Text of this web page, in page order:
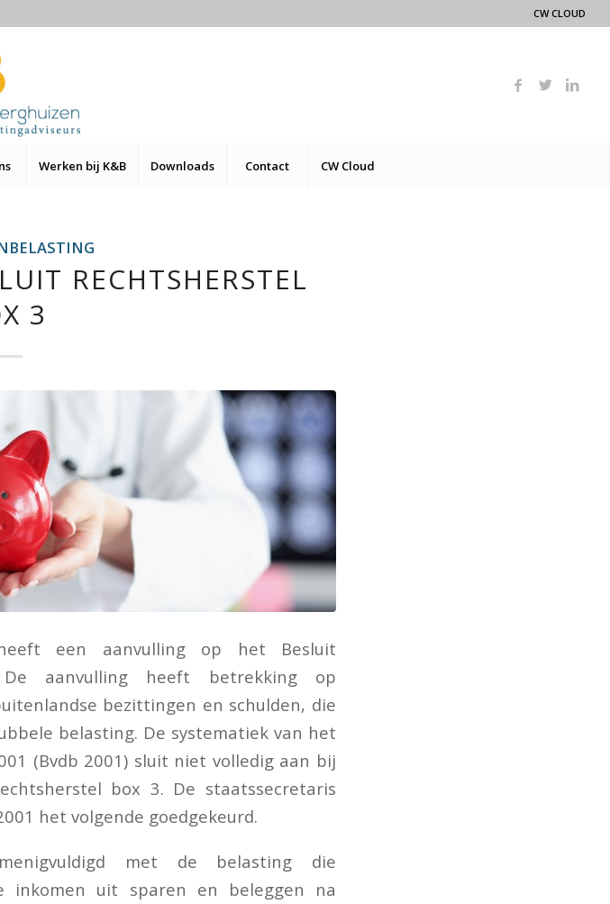
CW CLOUD
Werken bij K&B Downloads Contact CW Cloud
RECHTSHERSTEL
3
een aanvulling op het Besluit
aanvulling heeft betrekking op
bezittingen en schulden, die
belasting. De systematiek van het
(Bvdb 2001) sluit niet volledig aan bij
box 3. De staatssecretaris
het volgende goedgekeurd.
met de belasting die
inkomen uit sparen en beleggen na